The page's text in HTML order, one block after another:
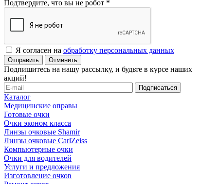
Подтвердите, что вы не робот *
Я согласен на обработку персональных данных
Отменить
Подпишитесь на нашу рассылку, и будьте в курсе наших
акций!
Каталог
Медицинские оправы
Готовые очки
Очки эконом класса
Линзы очковые Shamir
Линзы очковые CarlZeiss
Компьютерные очки
Очки для водителей
Услуги и предложения
Изготовление очков